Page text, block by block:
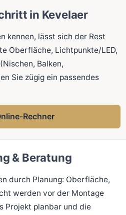
in Kevelaer
kennen, lässt sich der Rest
Oberfläche, Lichtpunkte/LED,
Balken,
Sie zügig ein passendes
Rechner
& Beratung
durch Planung: Oberfläche,
werden vor der Montage
Projekt planbar und die